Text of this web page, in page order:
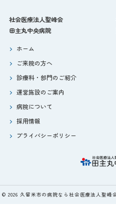
社会医療法人聖峰会
田主丸中央病院
ホーム
ご来院の方へ
診療科・部門のご紹介
運営施設のご案内
病院について
採用情報
プライバシーポリシー
© 2026 久留米市の病院なら社会医療法人聖峰